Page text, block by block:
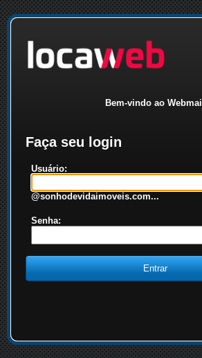
Bem-vindo ao Webmail
Faça seu login
Usuário:
@sonhodevidaimoveis.com...
Senha: